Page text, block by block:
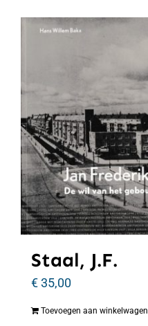
Staal, J.F.
€35,00
Toevoegen aan winkelwagen